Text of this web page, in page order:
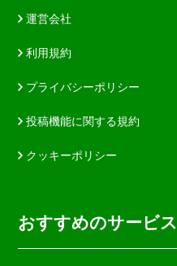
運営会社
利用規約
プライバシーポリシー
投稿機能に関する規約
クッキーポリシー
おすすめのサービス